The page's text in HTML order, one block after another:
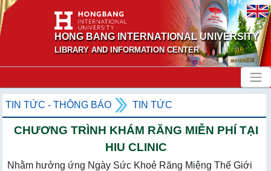
HONG BANG INTERNATIONAL UNIVERSITY
LIBRARY AND INFORMATION CENTER
TIN TỨC - THÔNG BÁO TIN TỨC
CHƯƠNG TRÌNH KHÁM RĂNG MIỄN PHÍ TẠI
HIU CLINIC
Nhằm hưởng ứng Ngày Sức Khoẻ Răng Miệng Thế Giới